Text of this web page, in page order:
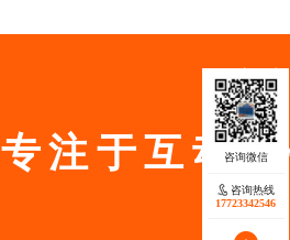
服务
专注于互动
咨询热线
17723342546